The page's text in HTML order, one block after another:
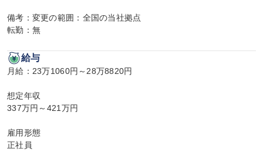
備考：変更の範囲：全国の当社拠点
転勤：無
給与
月給：23万1060円～28万8820円
想定年収
337万円～421万円
雇用形態
正社員